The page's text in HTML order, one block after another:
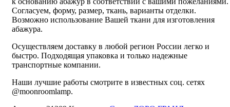
Согласуем, форму, размер, ткань, варианты отделки.
Возможно использование Вашей ткани для изготовления
абажура.
Осуществляем доставку в любой регион России легко и
быстро. Подходящая упаковка и только надежные
транспортные компании.
Наши лучшие работы смотрите в известных соц. сетях
@moonroomlamp.